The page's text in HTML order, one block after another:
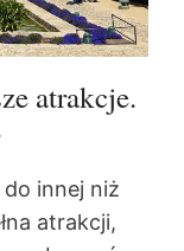
atrakcje.
innej niż
atrakcji,